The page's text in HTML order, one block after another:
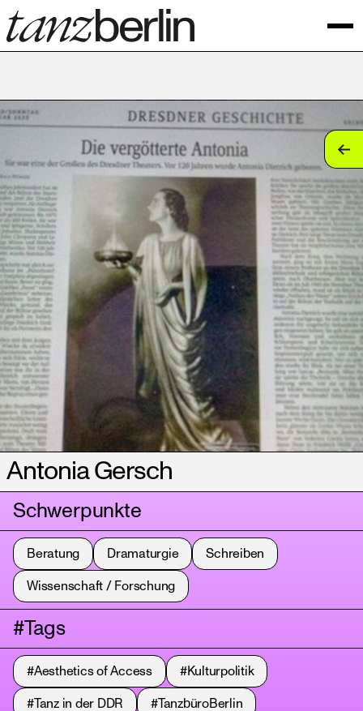
Antonia Gersch
Schwerpunkte
Beratung Dramaturgie Schreiben
Wissenschaft / Forschung
#Tags
#Aesthetics of Access #Kulturpolitik
#Tanz in der DDR #TanzbüroBerlin